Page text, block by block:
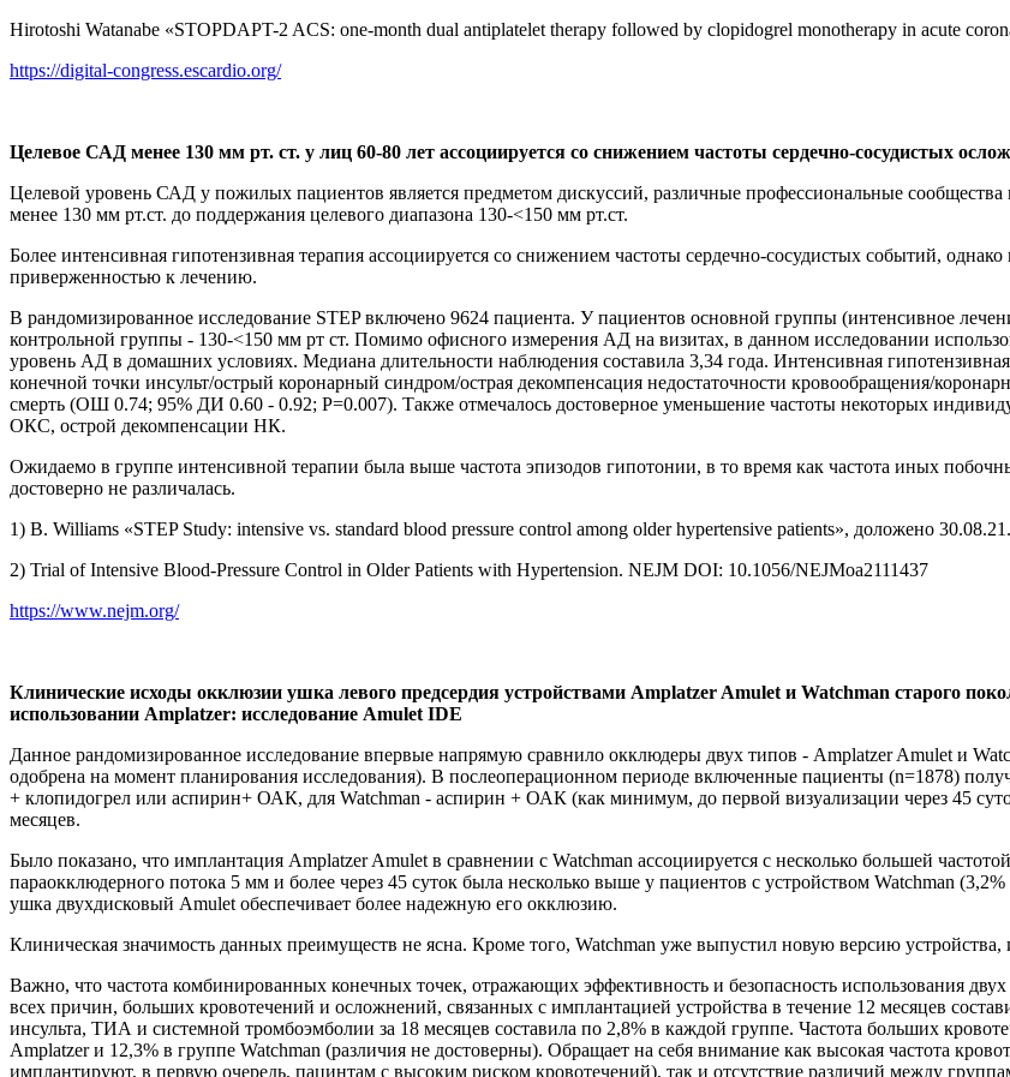
Hirotoshi Watanabe «STOPDAPT-2 ACS: one-month dual antiplatelet therapy followed by clopidogrel monotherapy in acute
https://digital-congress.escardio.org/
Целевое САД менее 130 мм рт. ст. у лиц 60-80 лет ассоциируется со снижением частоты сердечно-сосудистых
Целевой уровень САД у пожилых пациентов является предметом дискуссий, различные профессиональные
менее 130 мм рт.ст. до поддержания целевого диапазона 130-<150 мм рт.ст.
Более интенсивная гипотензивная терапия ассоциируется со снижением частоты сердечно-сосудистых событий,
приверженностью к лечению.
В рандомизированное исследование STEP включено 9624 пациента. У пациентов основной группы (интенсивное
контрольной группы - 130-<150 мм рт ст. Помимо офисного измерения АД на визитах, в данном исследовании
уровень АД в домашних условиях. Медиана длительности наблюдения составила 3,34 года. Интенсивная
конечной точки инсульт/острый коронарный синдром/острая декомпенсация недостаточности кровообращения/
смерть (ОШ 0.74; 95% ДИ 0.60 - 0.92; P=0.007). Также отмечалось достоверное уменьшение частоты некоторых
ОКС, острой декомпенсации НК.
Ожидаемо в группе интенсивной терапии была выше частота эпизодов гипотонии, в то время как частота иных
достоверно не различалась.
1) B. Williams «STEP Study: intensive vs. standard blood pressure control among older hypertensive patients», доложено
2) Trial of Intensive Blood-Pressure Control in Older Patients with Hypertension. NEJM DOI: 10.1056/NEJMoa2111437
https://www.nejm.org/
Клинические исходы окклюзии ушка левого предсердия устройствами Amplatzer Amulet и Watchman старого
использовании Amplatzer: исследование Amulet IDE
Данное рандомизированное исследование впервые напрямую сравнило окклюдеры двух типов - Amplatzer Amulet и
одобрена на момент планирования исследования). В послеоперационном периоде включенные пациенты (n=1878)
+ клопидогрел или аспирин+ ОАК, для Watchman - аспирин + ОАК (как минимум, до первой визуализации через 45
месяцев.
Было показано, что имплантация Amplatzer Amulet в сравнении с Watchman ассоциируется с несколько большей
параокклюдерного потока 5 мм и более через 45 суток была несколько выше у пациентов с устройством Watchman
ушка двухдисковый Amulet обеспечивает более надежную его окклюзию.
Клиническая значимость данных преимуществ не ясна. Кроме того, Watchman уже выпустил новую версию
Важно, что частота комбинированных конечных точек, отражающих эффективность и безопасность использования двух
всех причин, больших кровотечений и осложнений, связанных с имплантацией устройства в течение 12 месяцев
инсульта, ТИА и системной тромбоэмболии за 18 месяцев составила по 2,8% в каждой группе. Частота больших
Amplatzer и 12,3% в группе Watchman (различия не достоверны). Обращает на себя внимание как высокая частота
имплантируют, в первую очередь, пацинтам с высоким риском кровотечений), так и отсутствие различий между